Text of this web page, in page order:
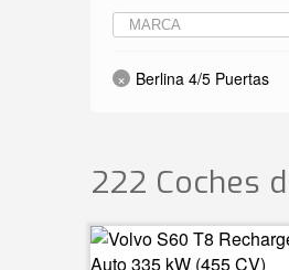
Berlina 4/5 Puertas
222 Coches